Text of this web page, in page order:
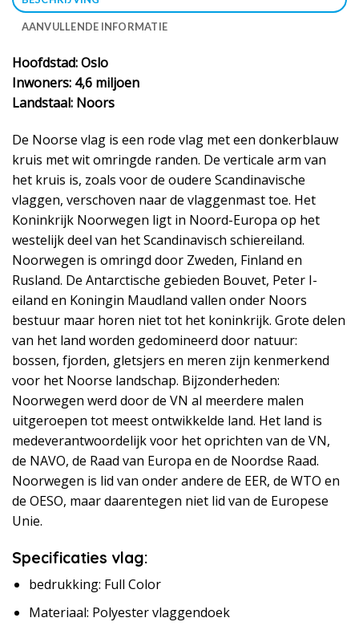
AANVULLENDE INFORMATIE
Hoofdstad: Oslo
Inwoners: 4,6 miljoen
Landstaal: Noors
De Noorse vlag is een rode vlag met een donkerblauw
kruis met wit omringde randen. De verticale arm van
het kruis is, zoals voor de oudere Scandinavische
vlaggen, verschoven naar de vlaggenmast toe. Het
Koninkrijk Noorwegen ligt in Noord-Europa op het
westelijk deel van het Scandinavisch schiereiland.
Noorwegen is omringd door Zweden, Finland en
Rusland. De Antarctische gebieden Bouvet, Peter I-
eiland en Koningin Maudland vallen onder Noors
bestuur maar horen niet tot het koninkrijk. Grote delen
van het land worden gedomineerd door natuur:
bossen, fjorden, gletsjers en meren zijn kenmerkend
voor het Noorse landschap. Bijzonderheden:
Noorwegen werd door de VN al meerdere malen
uitgeroepen tot meest ontwikkelde land. Het land is
medeverantwoordelijk voor het oprichten van de VN,
de NAVO, de Raad van Europa en de Noordse Raad.
Noorwegen is lid van onder andere de EER, de WTO en
de OESO, maar daarentegen niet lid van de Europese
Unie.
Specificaties vlag:
bedrukking: Full Color
Materiaal: Polyester vlaggendoek